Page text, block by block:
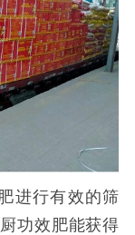
进行有效的筛
功效肥能获得